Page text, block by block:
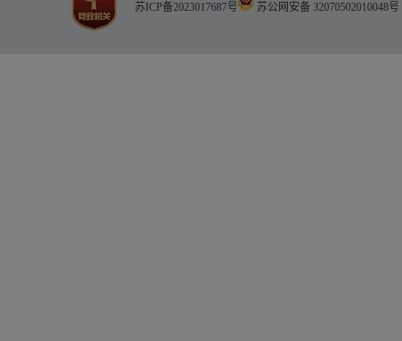
苏ICP备2023017687号 苏公网安备 32070502010048号